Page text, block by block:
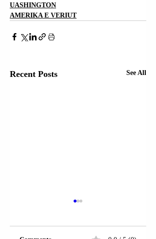
UASHINGTON
AMERIKA E VERIUT
Recent Posts See All